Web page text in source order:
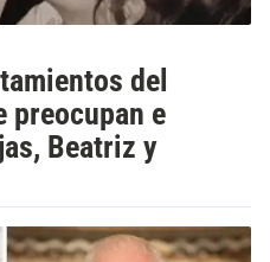
del
preocupan e
Beatriz y